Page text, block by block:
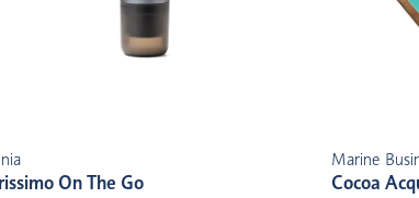
On The Go
Marine
Cocoa